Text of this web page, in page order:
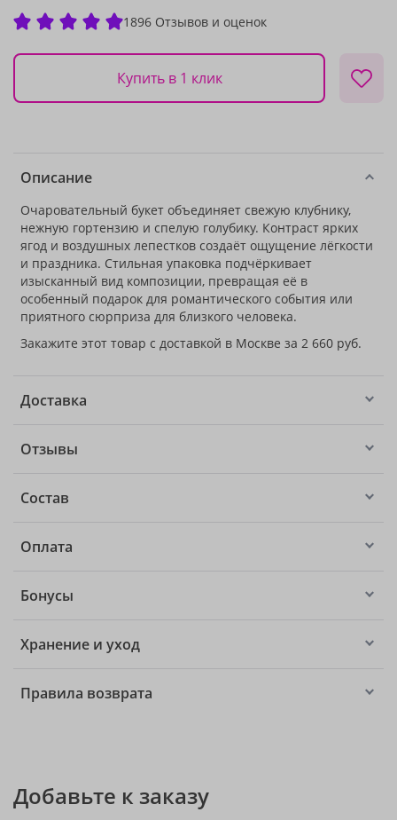
1896 Отзывов и оценок
Купить в 1 клик
Описание
Очаровательный букет объединяет свежую клубнику,
нежную гортензию и спелую голубику. Контраст ярких
ягод и воздушных лепестков создаёт ощущение лёгкости
и праздника. Стильная упаковка подчёркивает
изысканный вид композиции, превращая её в
особенный подарок для романтического события или
приятного сюрприза для близкого человека.
Закажите этот товар с доставкой в Москве за 2 660 руб.
Доставка
Отзывы
Состав
Оплата
Бонусы
Хранение и уход
Правила возврата
Добавьте к заказу